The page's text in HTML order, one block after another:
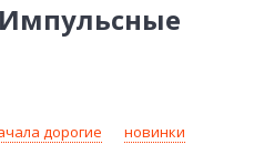
дорогие новинки